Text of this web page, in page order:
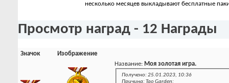
несколько месяцев выкладывают бесплатные
Просмотр наград - 12 Награды
Значок
Изображение
Название: Моя золотая игра.
Получено: 25.01.2023, 10:36